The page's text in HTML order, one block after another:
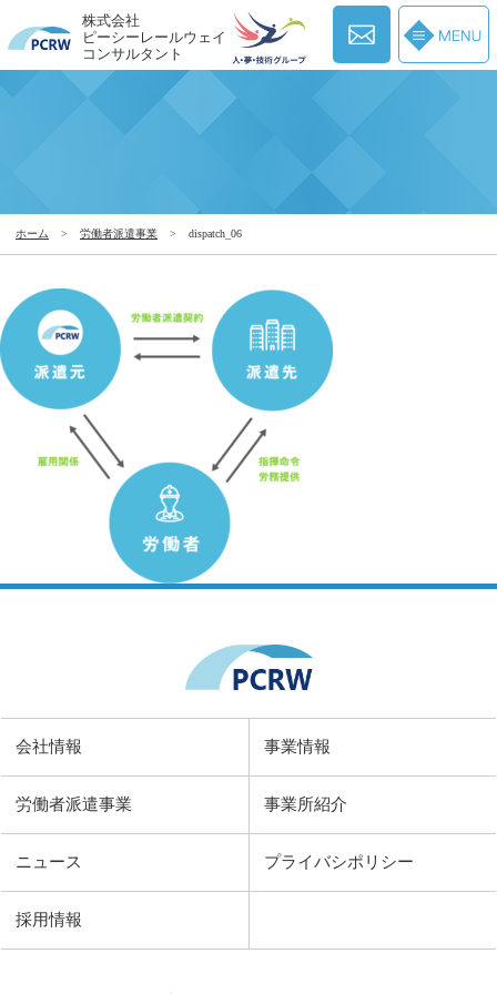
株式会社
ピーシーレールウェイ
コンサルタント
ホーム > 労働者派遣事業 > dispatch_06
会社情報 事業情報
労働者派遣事業 事業所紹介
ニュース
採用情報
プライバシポリシー